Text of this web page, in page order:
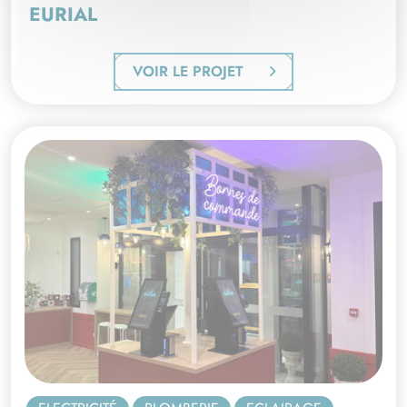
EURIAL
VOIR LE PROJET